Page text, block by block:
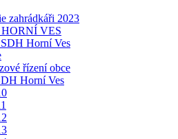
zahrádkáři 2023
VES
Horní Ves
řízení obce
Horní Ves